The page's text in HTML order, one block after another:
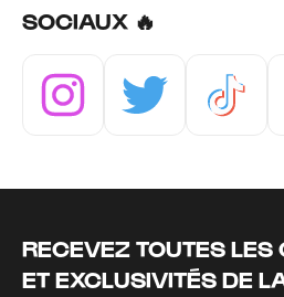
SOCIAUX 🔥
RECEVEZ TOUTES LES
ET EXCLUSIVITÉS DE